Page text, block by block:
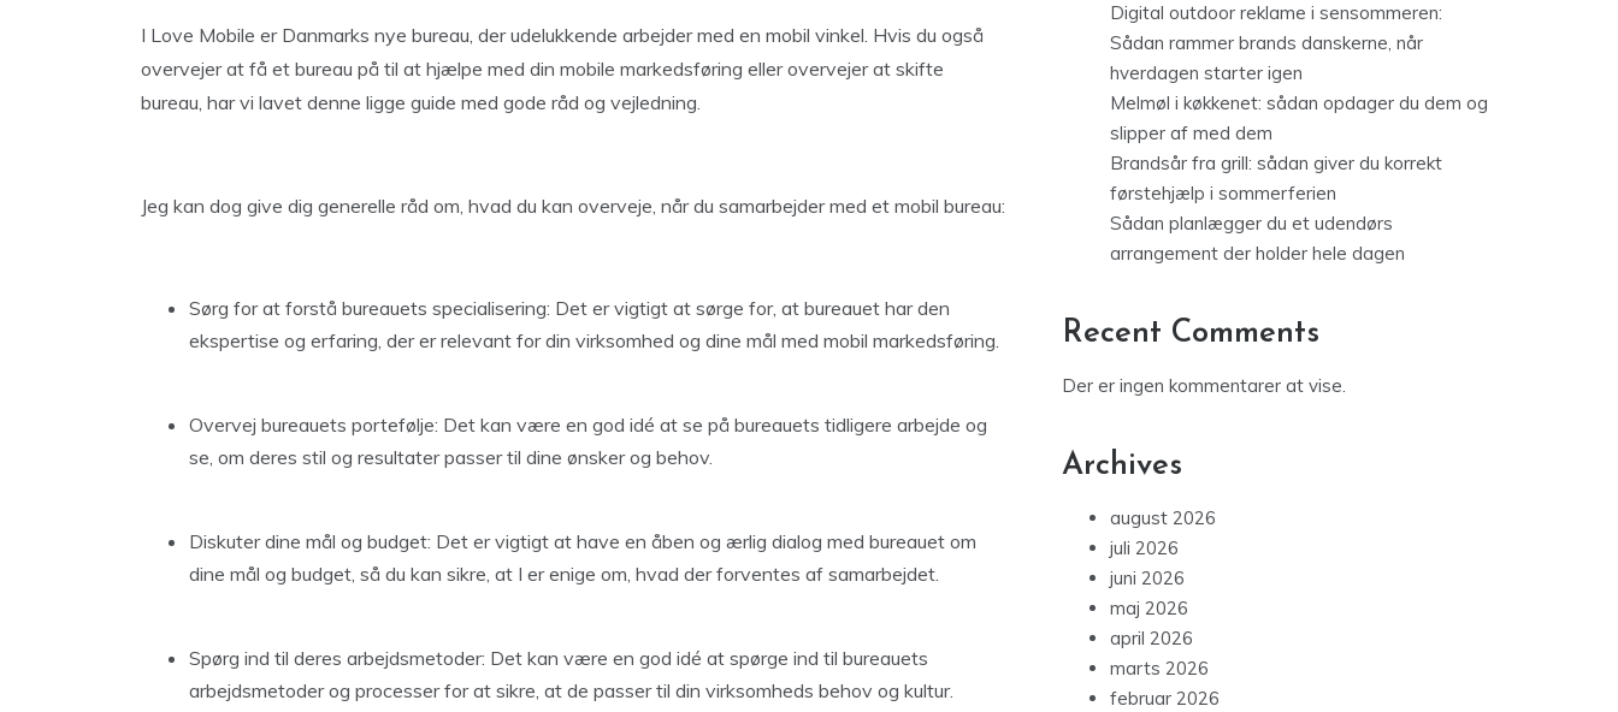
I Love Mobile er Danmarks nye bureau, der udelukkende arbejder med en mobil vinkel. Hvis du også
overvejer at få et bureau på til at hjælpe med din mobile markedsføring eller overvejer at skifte
bureau, har vi lavet denne ligge guide med gode råd og vejledning.
Jeg kan dog give dig generelle råd om, hvad du kan overveje, når du samarbejder med et mobil bureau:
Sørg for at forstå bureauets specialisering: Det er vigtigt at sørge for, at bureauet har den
ekspertise og erfaring, der er relevant for din virksomhed og dine mål med mobil markedsføring.
Overvej bureauets portefølje: Det kan være en god idé at se på bureauets tidligere arbejde og
se, om deres stil og resultater passer til dine ønsker og behov.
Diskuter dine mål og budget: Det er vigtigt at have en åben og ærlig dialog med bureauet om
dine mål og budget, så du kan sikre, at I er enige om, hvad der forventes af samarbejdet.
Spørg ind til deres arbejdsmetoder: Det kan være en god idé at spørge ind til bureauets
arbejdsmetoder og processer for at sikre, at de passer til din virksomheds behov og kultur.
Digital outdoor reklame i sensommeren:
Sådan rammer brands danskerne, når
hverdagen starter igen
Melmøl i køkkenet: sådan opdager du dem og
slipper af med dem
Brandsår fra grill: sådan giver du korrekt
førstehjælp i sommerferien
Sådan planlægger du et udendørs
arrangement der holder hele dagen
Recent Comments
Der er ingen kommentarer at vise.
Archives
august 2026
juli 2026
juni 2026
maj 2026
april 2026
marts 2026
februar 2026